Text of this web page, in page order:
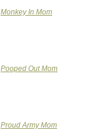
Monkey In Mom
Pooped Out Mom
Proud Army Mom